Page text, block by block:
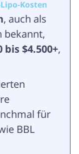
Kosten
, auch als
bekannt,
bis $4.500+,
für
BBL